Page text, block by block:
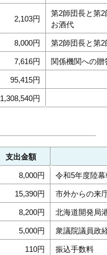
2,103円
第2師団長と第
お酒代
8,000円 第2師団長と第
7,616円 関係機関への贈
95,415円
1,308,540円
支出金額
8,000円 令和5年度陸
15,390円 市外からの来
8,200円 北海道開発局
5,000円 衆議院議員政
110円 振込手数料